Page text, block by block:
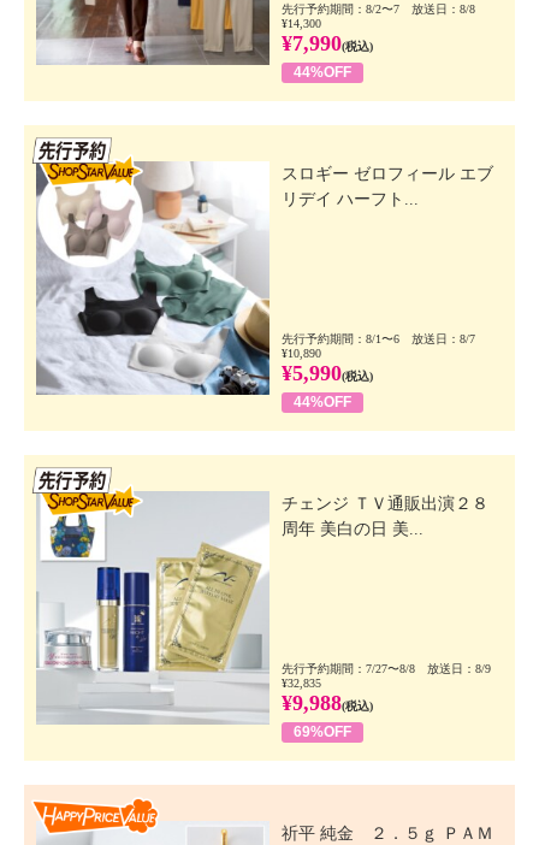
先行予約期間：8/2〜7 放送日：8/8
¥14,300
¥7,990(税込)
44%OFF
スロギー ゼロフィール エブ
リデイ ハーフト...
先行予約期間：8/1〜6 放送日：8/7
¥10,890
¥5,990(税込)
44%OFF
チェンジ ＴＶ通販出演２８
周年 美白の日 美...
先行予約期間：7/27〜8/8 放送日：8/9
¥32,835
¥9,988(税込)
69%OFF
祈平 純金 ２．５ｇ ＰＡＭ